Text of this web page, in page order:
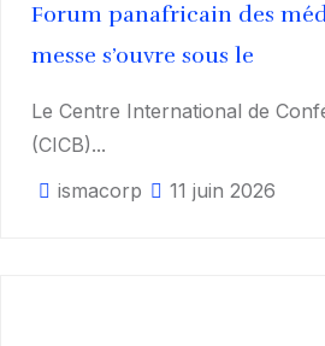
Forum panafricain des
messe s’ouvre sous le
Le Centre International de
(CICB)...
ismacorp
11 juin 2026